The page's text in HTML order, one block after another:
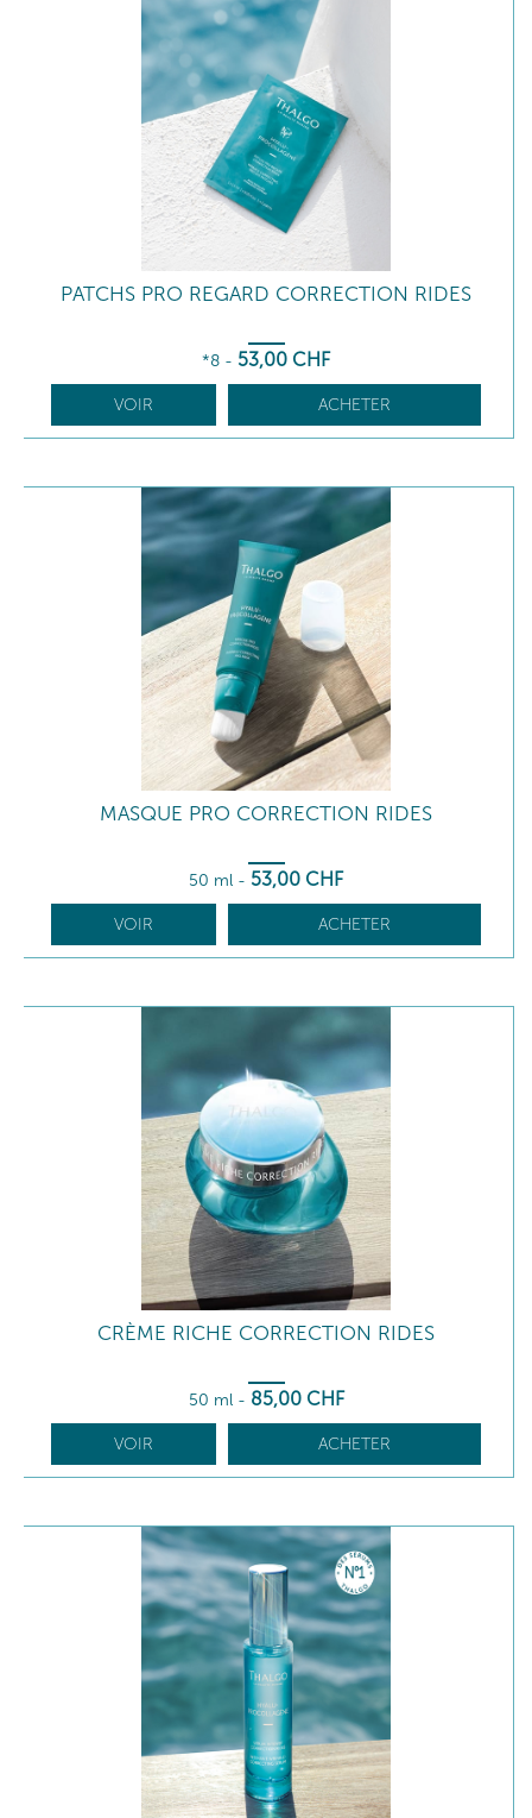
PATCHS PRO REGARD CORRECTION RIDES
*8 - 53,00 CHF
VOIR ACHETER
MASQUE PRO CORRECTION RIDES
50 ml - 53,00 CHF
VOIR ACHETER
CRÈME RICHE CORRECTION RIDES
50 ml - 85,00 CHF
VOIR ACHETER